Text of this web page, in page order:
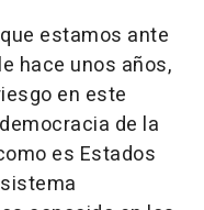
estamos ante
hace unos años,
en este
de la
es Estados